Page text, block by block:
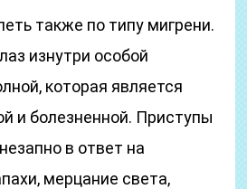
также по типу мигрени.
изнутри особой
которая является
и болезненной. Приступы
в ответ на
мерцание света,